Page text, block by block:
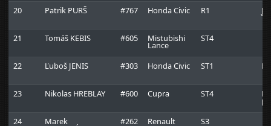
20 Patrik PURŠ #767 Honda Civic R1
21
Tomáš KEBIS #605 Mistubishi
Lance
ST4
22 Ľuboš JENIS #303 Honda Civic ST1
23 Nikolas HREBLAY #600 Cupra ST4
24
Marek #262 Renault S3